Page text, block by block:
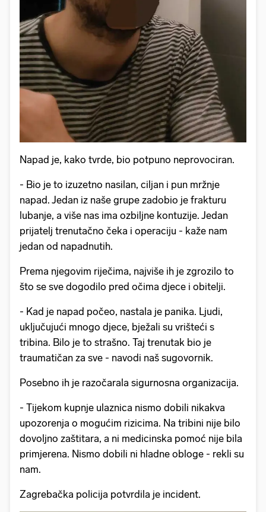
Napad je, kako tvrde, bio potpuno neprovociran.
- Bio je to izuzetno nasilan, ciljan i pun mržnje
napad. Jedan iz naše grupe zadobio je frakturu
lubanje, a više nas ima ozbiljne kontuzije. Jedan
prijatelj trenutačno čeka i operaciju - kaže nam
jedan od napadnutih.
Prema njegovim riječima, najviše ih je zgrozilo to
što se sve dogodilo pred očima djece i obitelji.
- Kad je napad počeo, nastala je panika. Ljudi,
uključujući mnogo djece, bježali su vrišteći s
tribina. Bilo je to strašno. Taj trenutak bio je
traumatičan za sve - navodi naš sugovornik.
Posebno ih je razočarala sigurnosna organizacija.
- Tijekom kupnje ulaznica nismo dobili nikakva
upozorenja o mogućim rizicima. Na tribini nije bilo
dovoljno zaštitara, a ni medicinska pomoć nije bila
primjerena. Nismo dobili ni hladne obloge - rekli su
nam.
Zagrebačka policija potvrdila je incident.